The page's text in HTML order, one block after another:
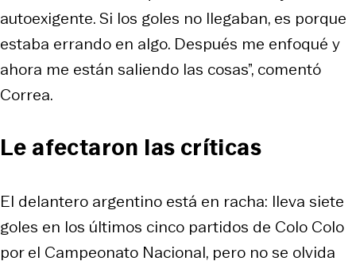
autoexigente. Si los goles no llegaban, es porque
estaba errando en algo. Después me enfoqué y
ahora me están saliendo las cosas”, comentó
Correa.
Le afectaron las críticas
El delantero argentino está en racha: lleva siete
goles en los últimos cinco partidos de Colo Colo
por el Campeonato Nacional, pero no se olvida